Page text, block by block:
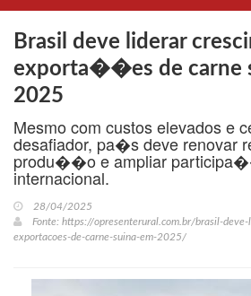
Brasil deve liderar
exporta��es de carne
2025
Mesmo com custos elevados e
desafiador, pa�s deve renovar
produ��o e ampliar
internacional.
28/04/2025
Fonte: https://opresenterural.com.br/brasil-
exportacoes-de-carne-suina-em-2025/